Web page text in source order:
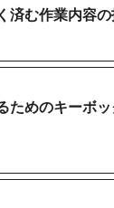
済む作業内容
ためのキーボ